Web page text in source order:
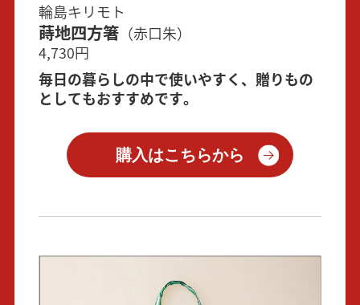
輪島キリモト
蒔地四方箸（赤口朱）
4,730円
毎日の暮らしの中で使いやすく、贈りもの
としてもおすすめです。
購入はこちらから